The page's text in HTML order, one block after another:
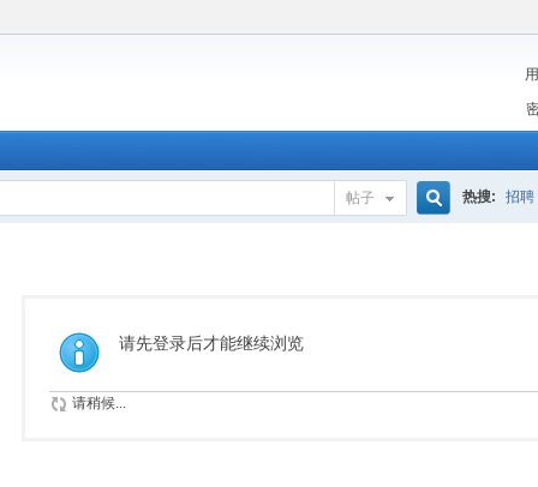
帖子 热搜: 招聘
请先登录后才能继续浏览
请稍候...